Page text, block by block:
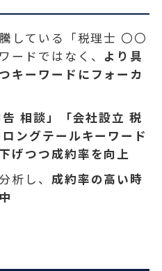
している「税理士 〇〇
ードではなく、 より具
キーワードにフォーカ
告 相談」「会社設立 税
ングテールキーワード
げつつ成約率を向上
析し、 成約率の高い時